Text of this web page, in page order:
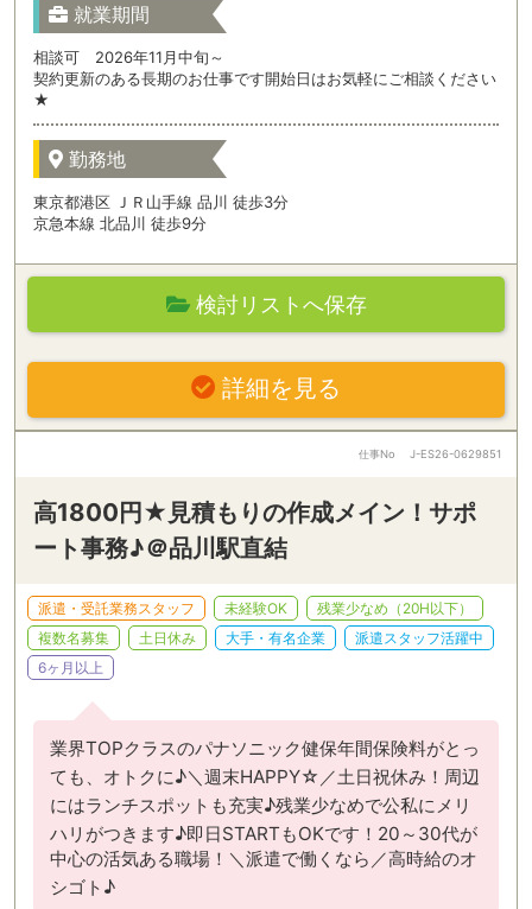
就業期間
相談可 2026年11月中旬～
契約更新のある長期のお仕事です開始日はお気軽にご相談ください
★
勤務地
東京都港区 ＪＲ山手線 品川 徒歩3分
京急本線 北品川 徒歩9分
検討リストへ保存
詳細を見る
仕事No J-ES26-0629851
高1800円★見積もりの作成メイン！サポ
ート事務♪＠品川駅直結
派遣・受託業務スタッフ 未経験OK
残業少なめ（20H以下）
複数名募集
土日休み 大手・有名企業
派遣スタッフ活躍中
6ヶ月以上
業界TOPクラスのパナソニック健保年間保険料がとっ
ても、オトクに♪＼週末HAPPY☆／土日祝休み！周辺
にはランチスポットも充実♪残業少なめで公私にメリ
ハリがつきます♪即日STARTもOKです！20～30代が
中心の活気ある職場！＼派遣で働くなら／高時給のオ
シゴト♪